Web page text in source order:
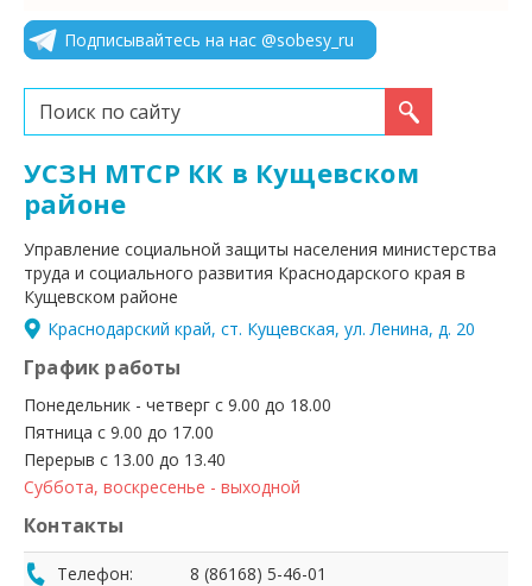
Подписывайтесь на нас @sobesy_ru
Искать...
УСЗН МТСР КК в Кущевском
районе
Управление социальной защиты населения министерства
труда и социального развития Краснодарского края в
Кущевском районе
Краснодарский край, ст. Кущевская, ул. Ленина, д. 20
График работы
Понедельник - четверг с 9.00 до 18.00
Пятница с 9.00 до 17.00
Перерыв с 13.00 до 13.40
Суббота, воскресенье - выходной
Контакты
Телефон:
8 (86168) 5-46-01